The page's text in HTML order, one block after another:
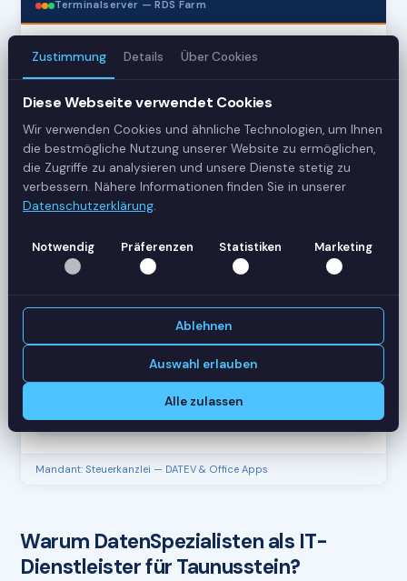
Terminalserver — RDS Farm
3
42
Sessions
SERVER-AUSLASTUNG
RDS-SRV01
18 Sessions
RAM
78%
RDS-SRV02
14 Sessions
RAM
61%
Mandant: Steuerkanzlei — DATEV & Office Apps
Warum DatenSpezialisten als IT-
Dienstleister für Taunusstein?
Zustimmung Details Über Cookies
Diese Webseite verwendet Cookies
Wir verwenden Cookies und ähnliche Technologien, um Ihnen
die bestmögliche Nutzung unserer Website zu ermöglichen,
die Zugriffe zu analysieren und unsere Dienste stetig zu
verbessern. Nähere Informationen finden Sie in unserer
Datenschutzerklärung.
Notwendig Präferenzen Statistiken Marketing
Ablehnen
Auswahl erlauben
Alle zulassen